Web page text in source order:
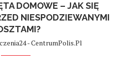
DOMOWE – JAK SIĘ
NIESPODZIEWANYMI
- CentrumPolis.pl